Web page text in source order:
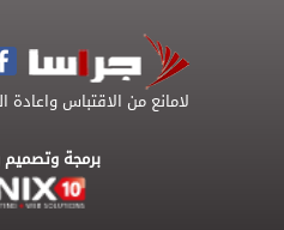
لامانع من الاقتباس
برمجة